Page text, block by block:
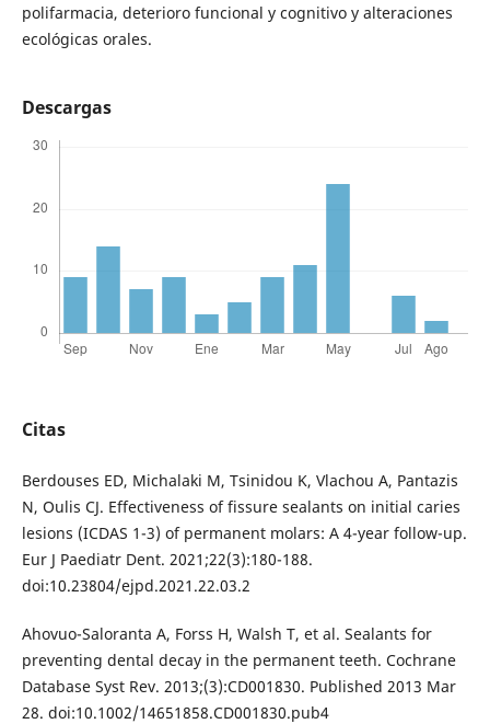
polifarmacia, deterioro funcional y cognitivo y alteraciones
ecológicas orales.
Descargas
Citas
Berdouses ED, Michalaki M, Tsinidou K, Vlachou A, Pantazis
N, Oulis CJ. Effectiveness of fissure sealants on initial caries
lesions (ICDAS 1-3) of permanent molars: A 4-year follow-up.
Eur J Paediatr Dent. 2021;22(3):180-188.
doi:10.23804/ejpd.2021.22.03.2
Ahovuo-Saloranta A, Forss H, Walsh T, et al. Sealants for
preventing dental decay in the permanent teeth. Cochrane
Database Syst Rev. 2013;(3):CD001830. Published 2013 Mar
28. doi:10.1002/14651858.CD001830.pub4